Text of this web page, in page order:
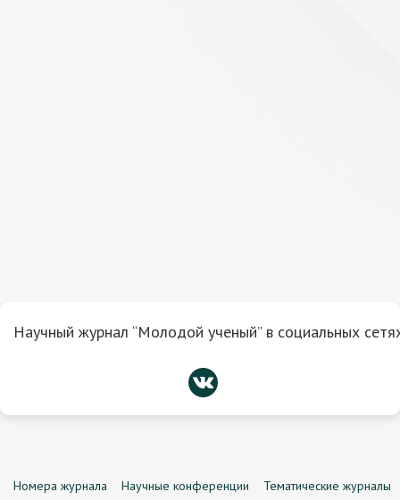
Научный журнал “Молодой ученый” в социальных
Номера журнала Научные конференции
Тематические журналы